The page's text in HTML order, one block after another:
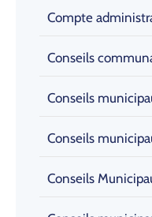
Compte
Conseils
Conseils
Conseils
Conseils